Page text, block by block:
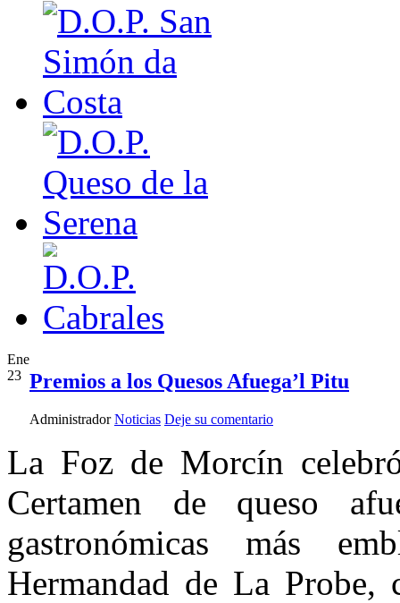
Ene
23 Premios a los Quesos Afuega’l Pitu
Administrador Noticias Deje su comentario
La Foz de Morcín
Certamen de queso
gastronómicas más
Hermandad de La Probe,